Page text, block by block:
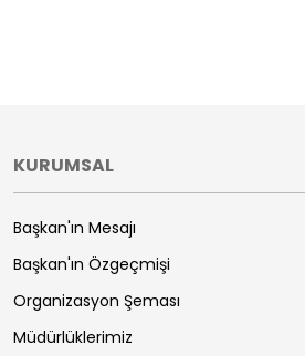
KURUMSAL
Başkan'ın Mesajı
Başkan'ın Özgeçmişi
Organizasyon Şeması
Müdürlüklerimiz